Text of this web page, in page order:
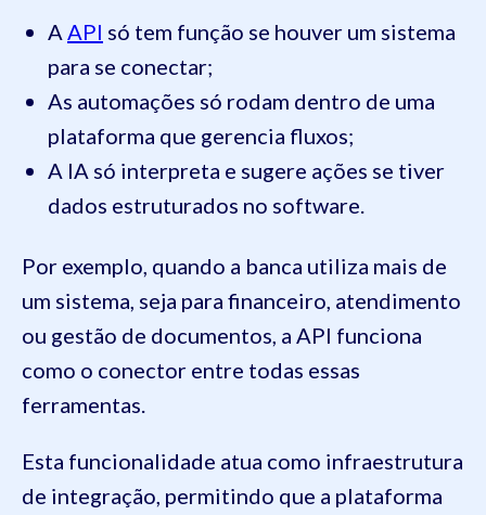
A API só tem função se houver um sistema
para se conectar;
As automações só rodam dentro de uma
plataforma que gerencia fluxos;
A IA só interpreta e sugere ações se tiver
dados estruturados no software.
Por exemplo, quando a banca utiliza mais de
um sistema, seja para financeiro, atendimento
ou gestão de documentos, a API funciona
como o conector entre todas essas
ferramentas.
Esta funcionalidade atua como infraestrutura
de integração, permitindo que a plataforma